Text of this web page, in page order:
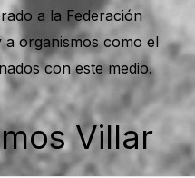
a la Federación
organismos como el
con este medio.
Villar